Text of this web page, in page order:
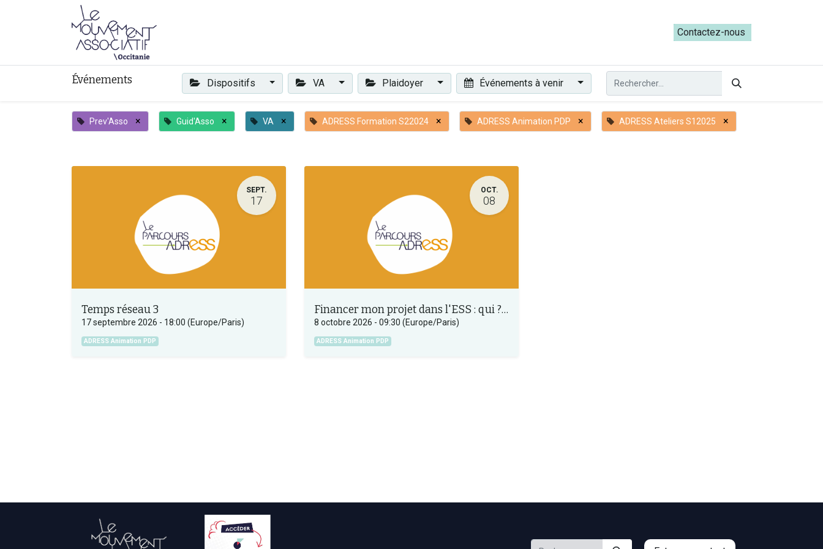
Les ateliers du Parcours ADRESS [mai-juin 2026]
Contactez-nous​​
Événements Dispositifs VA Plaidoyer Événements à venir
Prev'Asso × Guid'Asso × VA × ADRESS Formation S22024 × ADRESS Animation PDP × ADRESS Ateliers S12025 ×
SEPT.
17
Temps réseau 3
17 septembre 2026 - 18:00 (Europe/Paris)
ADRESS Animation PDP
OCT.
08
Financer mon projet dans l'ESS : qui ? quoi ? comment ? (A confirmer)
8 octobre 2026 - 09:30 (Europe/Paris)
ADRESS Animation PDP